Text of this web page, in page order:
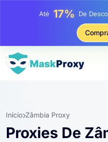
Até25%Desconto
Desconto
Início Zâmbia Proxy
Proxies De